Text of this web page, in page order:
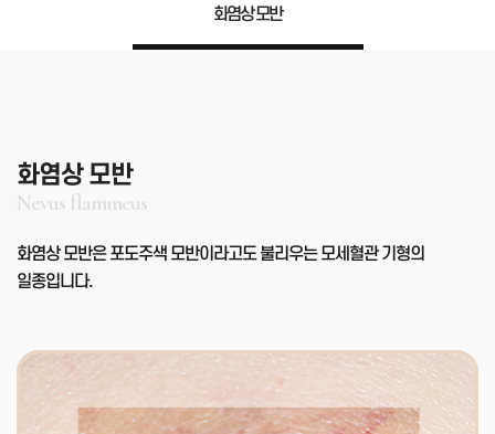
화염상 모반
화염상 모반
Nevus flammeus
화염상 모반은 포도주색 모반이라고도 불리우는 모세혈관 기형의
일종입니다.